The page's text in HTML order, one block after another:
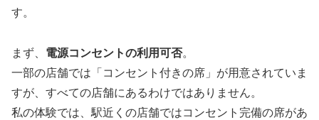
す。
まず、 電源コンセントの利用可否。
一部の店舗では「コンセント付きの席」が用意されていま
すが、すべての店舗にあるわけではありません。
私の体験では、駅近くの店舗ではコンセント完備の席があ